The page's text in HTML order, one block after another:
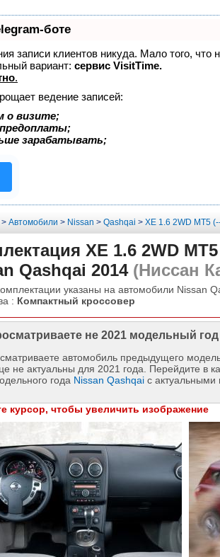
боте
записи клиентов никуда. Мало того,
вариант: сервис VisitTime.
.
ведение записей:
о визите;
предоплаты;
зарабатывать;
> Автомобили > Nissan > Qashqai > XE 1.6 2WD MT5
XE 1.6 2WD
Qashqai 2014(Ниссан
указаны на автомобили Nissan
: Компактный кроссовер
не 2021 модельный год
автомобиль предыдущего
не актуальны для 2021 года. Перейдите в
года Nissan Qashqaiс актуальными
курсор, чтобы увеличить изображение